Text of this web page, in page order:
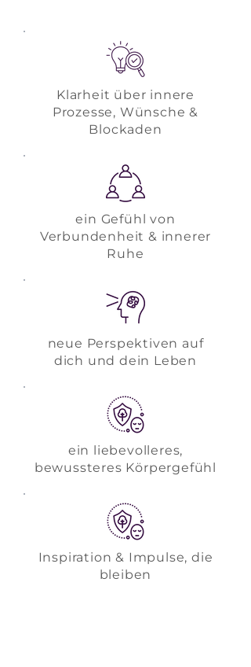
Klarheit über innere
Prozesse, Wünsche &
Blockaden
ein Gefühl von
Verbundenheit & innerer
Ruhe
neue Perspektiven auf
dich und dein Leben
ein liebevolleres,
bewussteres Körpergefühl
Inspiration & Impulse, die
bleiben